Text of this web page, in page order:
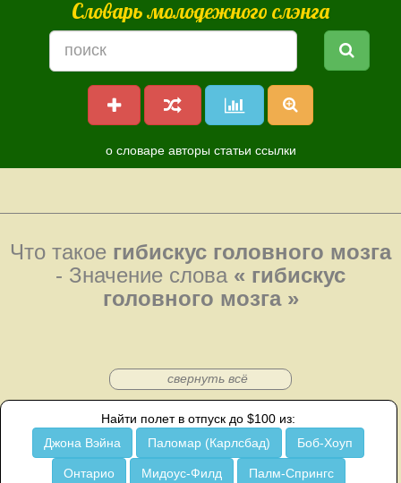
Словарь молодежного слэнга
о словаре авторы статьи ссылки
Что такое гибискус головного мозга
- Значение слова « гибискус
головного мозга »
свернуть всё
Найти полет в отпуск до $100 из:
Джона Вэйна
Паломар (Карлсбад) Боб-Хоуп
Онтарио Мидоус-Филд Палм-Спрингс